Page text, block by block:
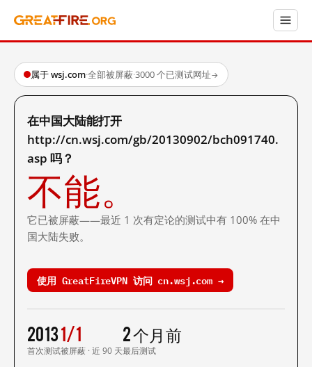
属于 wsj.com·全部被屏蔽·3000 个已测试网址→
在中国大陆能打开
http://cn.wsj.com/gb/20130902/bch091740.
asp 吗？
不能。
它已被屏蔽——最近 1 次有定论的测试中有 100% 在中
国大陆失败。
使用 GreatFireVPN 访问 cn.wsj.com →
2013
首次测试
1/1
被屏蔽 · 近 90 天
2 个月前
最后测试